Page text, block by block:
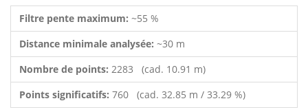
Filtre pente maximum: ~55 %
Distance minimale analysée: ~30 m
Nombre de points: 2283 (cad. 10.91 m)
Points significatifs: 760 (cad. 32.85 m / 33.29 %)